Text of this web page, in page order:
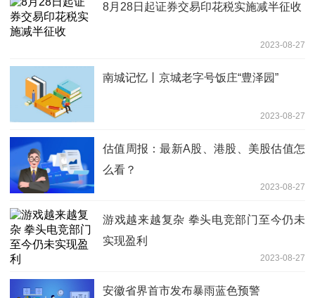
8月28日起证券交易印花税实施减半征收
2023-08-27
南城记忆丨京城老字号饭庄“豊泽园”
2023-08-27
估值周报：最新A股、港股、美股估值怎
么看？
2023-08-27
游戏越来越复杂 拳头电竞部门至今仍未
实现盈利
2023-08-27
安徽省界首市发布暴雨蓝色预警